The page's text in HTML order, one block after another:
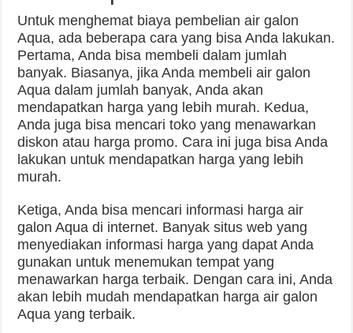
Untuk menghemat biaya pembelian air galon
Aqua, ada beberapa cara yang bisa Anda lakukan.
Pertama, Anda bisa membeli dalam jumlah
banyak. Biasanya, jika Anda membeli air galon
Aqua dalam jumlah banyak, Anda akan
mendapatkan harga yang lebih murah. Kedua,
Anda juga bisa mencari toko yang menawarkan
diskon atau harga promo. Cara ini juga bisa Anda
lakukan untuk mendapatkan harga yang lebih
murah.
Ketiga, Anda bisa mencari informasi harga air
galon Aqua di internet. Banyak situs web yang
menyediakan informasi harga yang dapat Anda
gunakan untuk menemukan tempat yang
menawarkan harga terbaik. Dengan cara ini, Anda
akan lebih mudah mendapatkan harga air galon
Aqua yang terbaik.